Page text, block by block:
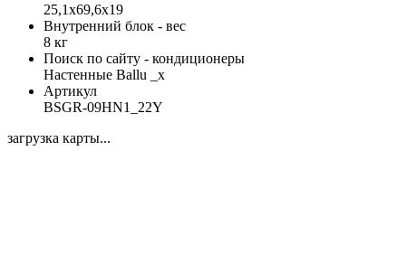
25,1x69,6x19
Внутренний блок - вес
8 кг
Поиск по сайту - кондиционеры
Настенные Ballu _x
Артикул
BSGR-09HN1_22Y
загрузка карты...